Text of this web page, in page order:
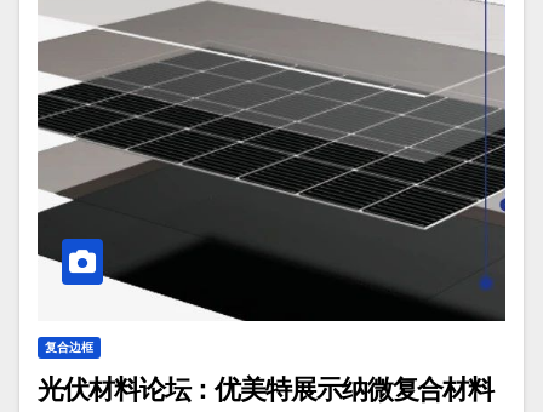
复合边框
光伏材料论坛：优美特展示纳微复合材料